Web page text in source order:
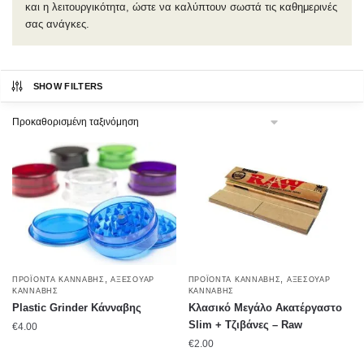
και η λειτουργικότητα, ώστε να καλύπτουν σωστά τις καθημερινές
σας ανάγκες.
SHOW FILTERS
ΠΡΟΪΌΝΤΑ ΚΆΝΝΑΒΗΣ ,ΑΞΕΣΟΥΆΡ
ΚΆΝΝΑΒΗΣ
Plastic Grinder Κάνναβης
€4.00
ΠΡΟΪΌΝΤΑ ΚΆΝΝΑΒΗΣ
ΑΞΕΣΟΥΆΡ
ΚΆΝΝΑΒΗΣ
Κλασικό Μεγάλο Ακατέργαστο
Slim + Τζιβάνες – Raw
€2.00